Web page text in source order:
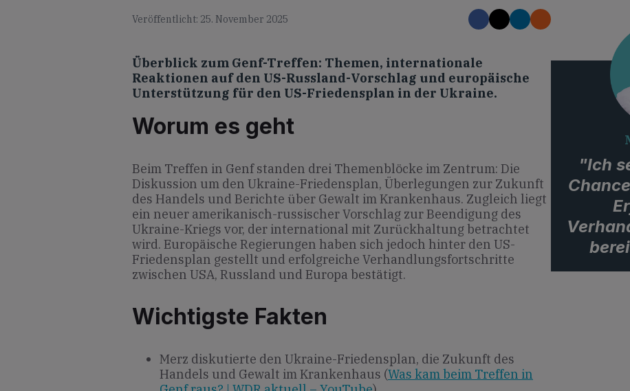
Veröffentlicht: 25. November 2025
Überblick zum Genf-Treffen: Themen, internationale
Reaktionen auf den US-Russland-Vorschlag und europäische
Unterstützung für den US-Friedensplan in der Ukraine.
Worum es geht
Beim Treffen in Genf standen drei Themenblöcke im Zentrum: Die
Diskussion um den Ukraine-Friedensplan, Überlegungen zur Zukunft
des Handels und Berichte über Gewalt im Krankenhaus. Zugleich liegt
ein neuer amerikanisch-russischer Vorschlag zur Beendigung des
Ukraine-Kriegs vor, der international mit Zurückhaltung betrachtet
wird. Europäische Regierungen haben sich jedoch hinter den US-
Friedensplan gestellt und erfolgreiche Verhandlungsfortschritte
zwischen USA, Russland und Europa bestätigt.
Wichtigste Fakten
Merz diskutierte den Ukraine-Friedensplan, die Zukunft des
Handels und Gewalt im Krankenhaus (Was kam beim Treffen in
"Ich